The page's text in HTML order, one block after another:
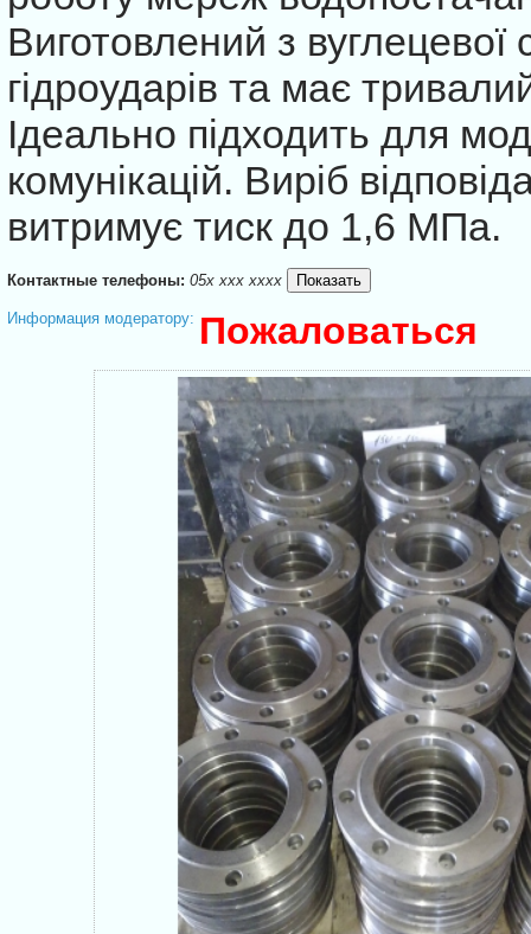
Виготовлений з вуглецевої
гідроударів та має
Ідеально підходить для
комунікацій. Виріб
витримує тиск до 1,6 МПа.
Контактные телефоны: 05x xxx xxxx
Информация модератору: Пожаловаться